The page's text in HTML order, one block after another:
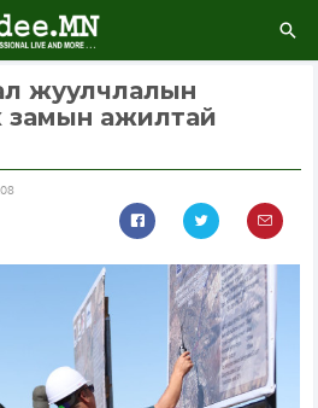
жуулчлалын
замын ажилтай